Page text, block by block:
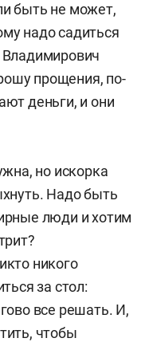
быть не может,
надо садиться
прощения, по-
деньги, и они
но искорка
Надо быть
люди и хотим
никого
за стол:
все решать. И,
чтобы